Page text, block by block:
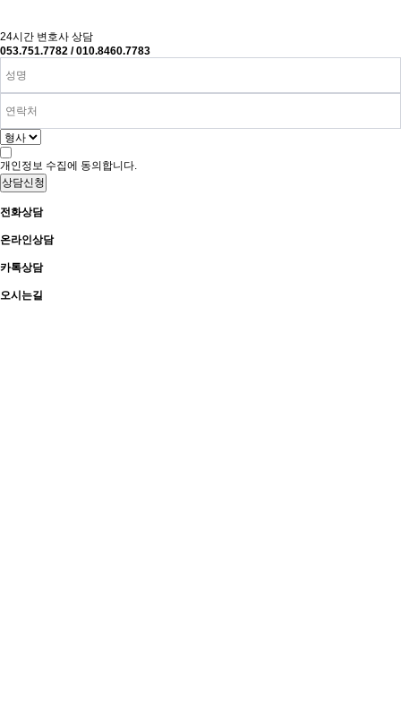
24시간 변호사 상담
053.751.7782 / 010.8460.7783
개인정보 수집에 동의합니다.
상담신청
전화상담
온라인상담
카톡상담
오시는길